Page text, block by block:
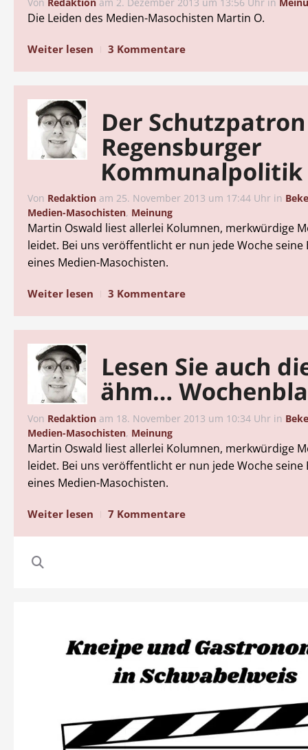
Die Leiden des Medien-Masochisten Martin O.
Weiter lesen 3 Kommentare
Der
Regensburger
Kommunalpolitik
Von Redaktion am 25. November 2013 um 17:44 Uhr in
Medien-Masochisten, Meinung
Martin Oswald liest allerlei Kolumnen, merkwürdige
leidet. Bei uns veröffentlicht er nun jede Woche seine
eines Medien-Masochisten.
Weiter lesen 3 Kommentare
Lesen Sie auch
ähm…
Von Redaktion am 18. November 2013 um 10:34 Uhr in
Medien-Masochisten, Meinung
Martin Oswald liest allerlei Kolumnen, merkwürdige
leidet. Bei uns veröffentlicht er nun jede Woche seine
eines Medien-Masochisten.
Weiter lesen 7 Kommentare